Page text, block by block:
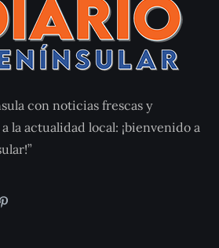
con noticias frescas y
la actualidad local: ¡bienvenido a